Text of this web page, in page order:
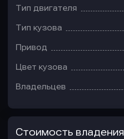
Тип двигателя
Тип кузова
Привод
Цвет кузова
Владельцев
Стоимость владения